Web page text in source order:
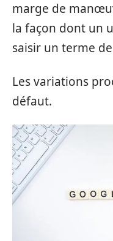
marge de
la façon dont un
saisir un terme
Les variations
défaut.